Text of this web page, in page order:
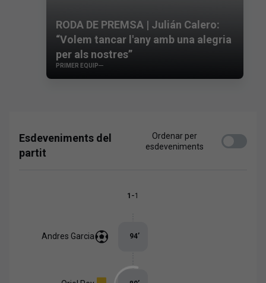
RODA DE PREMSA | Julián Calero:
“Volem tancar l'any amb una alegria
per als nostres”
PRIMER EQUIP
Esdeveniments del
partit
Ordenar per
esdeveniments
1 -1
Andres Garcia 94’